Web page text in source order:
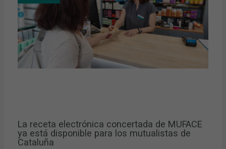
La receta electrónica concertada de MUFACE
ya está disponible para los mutualistas de
Cataluña